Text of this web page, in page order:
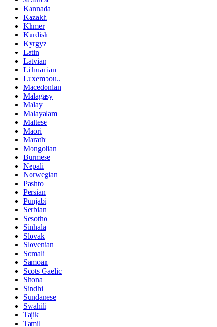
Kannada
Kazakh
Khmer
Kurdish
Kyrgyz
Latin
Latvian
Lithuanian
Luxembou..
Macedonian
Malagasy
Malay
Malayalam
Maltese
Maori
Marathi
Mongolian
Burmese
Nepali
Norwegian
Pashto
Persian
Punjabi
Serbian
Sesotho
Sinhala
Slovak
Slovenian
Somali
Samoan
Scots Gaelic
Shona
Sindhi
Sundanese
Swahili
Tajik
Tamil